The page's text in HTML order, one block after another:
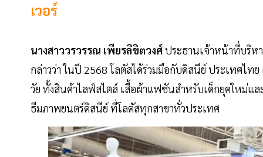
เวอร์
นางสาววรวรรณ เพียรลิขิตวงศ์ประธานเจ้าหน้าที่บริห
กล่าวว่า ในปี 2568 โลตัสได้ร่วมมือกับดิสนีย์ ประเทศไ
วัย ทั้งสินค้าไลฟ์สไตล์ เสื้อผ้าแฟชันสำหรับเด็กยุคใหม่
ธีมภาพยนตร์ดิสนีย์ ที่โลตัสทุกสาขาทั่วประเทศ